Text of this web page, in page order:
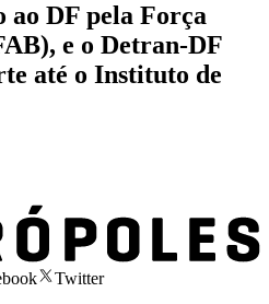
ao DF pela Força
e o Detran-DF
até o Instituto de
Twitter